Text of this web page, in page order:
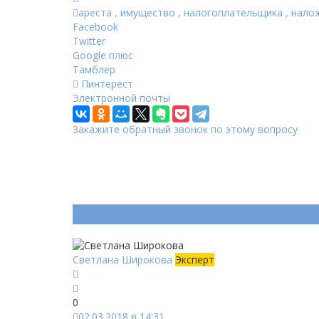
ареста , имущество , налогоплательщика ,
Facebook
Twitter
Google плюс
Тамблер
Пинтерест
Электронной почты
Закажите обратный звонок по этому вопросу
Светлана Широкова Эксперт
0
02.03.2018 в 14:31